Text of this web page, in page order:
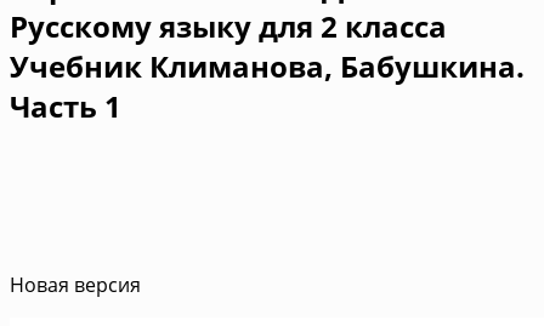
Русскому языку для 2 класса
Учебник Климанова, Бабушкина.
Часть 1
Новая версия